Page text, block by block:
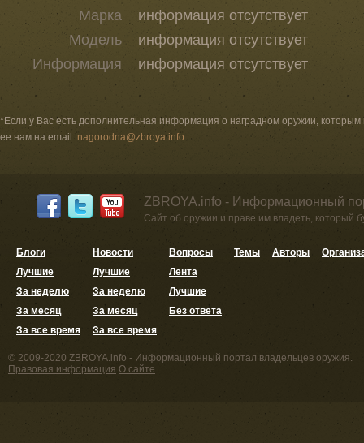
Марка
информация отсутствует
Модель
информация отсутствует
Информация
информация отсутствует
*Если у Вас есть дополнительная информация о наградном оружии,
ее нам на email: nagorodna@zbroya.info
ZBROYA.info - Информационный
Сайт об оружии и праве им владеть, который
Блоги
Лучшие
За неделю
За месяц
За все время
Новости
Лучшие
За неделю
За месяц
За все время
Вопросы
Лента
Лучшие
Без ответа
Темы Авторы
© 2009-2020 ZBROYA.info - Информационный портал владельцев оружия.
Правовая информация О сайте